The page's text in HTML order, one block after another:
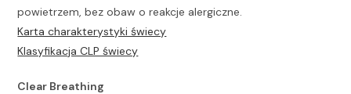
powietrzem, bez obaw o reakcje alergiczne.
Karta charakterystyki świecy
Klasyfikacja CLP świecy
Clear Breathing